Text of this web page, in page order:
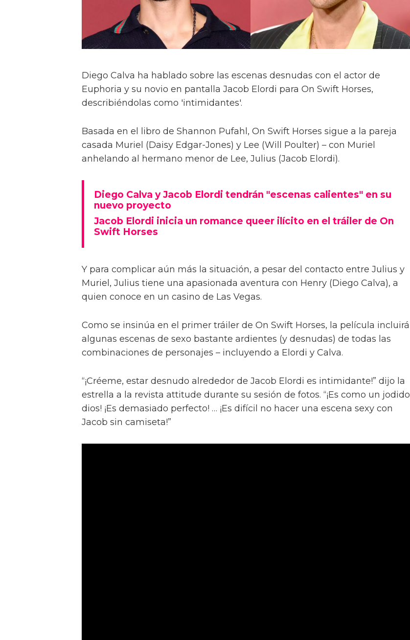
Diego Calva ha hablado sobre las escenas desnudas con el actor de
Euphoria y su novio en pantalla Jacob Elordi para On Swift Horses,
describiéndolas como 'intimidantes'.
Basada en el libro de Shannon Pufahl, On Swift Horses sigue a la pareja
casada Muriel (Daisy Edgar-Jones) y Lee (Will Poulter) – con Muriel
anhelando al hermano menor de Lee, Julius (Jacob Elordi).
Diego Calva y Jacob Elordi tendrán "escenas calientes" en su
nuevo proyecto
Jacob Elordi inicia un romance queer ilícito en el tráiler de On
Swift Horses
Y para complicar aún más la situación, a pesar del contacto entre Julius y
Muriel, Julius tiene una apasionada aventura con Henry (Diego Calva), a
quien conoce en un casino de Las Vegas.
Como se insinúa en el primer tráiler de On Swift Horses, la película incluirá
algunas escenas de sexo bastante ardientes (y desnudas) de todas las
combinaciones de personajes – incluyendo a Elordi y Calva.
“¡Créeme, estar desnudo alrededor de Jacob Elordi es intimidante!” dijo la
estrella a la revista attitude durante su sesión de fotos. “¡Es como un jodido
dios! ¡Es demasiado perfecto! … ¡Es difícil no hacer una escena sexy con
Jacob sin camiseta!”